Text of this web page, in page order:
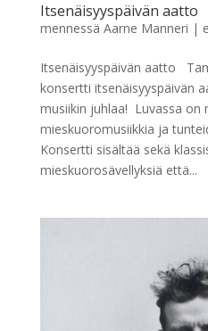
Itsenäisyyspäivän aatto
mennessä Aarne Manneri |
Itsenäisyyspäivän aatto
konsertti itsenäisyyspäivän
musiikin juhlaa! Luvassa on
mieskuoromusiikkia ja
Konsertti sisältää sekä
mieskuorosävellyksiä että...